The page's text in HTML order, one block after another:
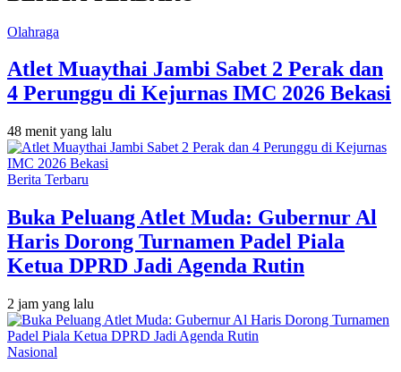
Olahraga
Atlet Muaythai Jambi Sabet 2 Perak dan
4 Perunggu di Kejurnas IMC 2026 Bekasi
48 menit yang lalu
Berita Terbaru
Buka Peluang Atlet Muda: Gubernur Al
Haris Dorong Turnamen Padel Piala
Ketua DPRD Jadi Agenda Rutin
2 jam yang lalu
Nasional